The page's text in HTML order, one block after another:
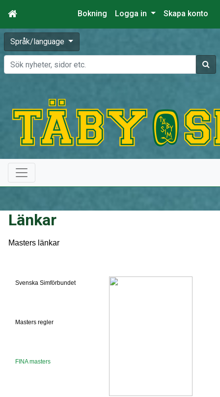
Bokning Logga in Skapa konto
Språk/language
Sök
Länkar
Masters länkar
Svenska Simförbundet
Masters regler
FINA masters